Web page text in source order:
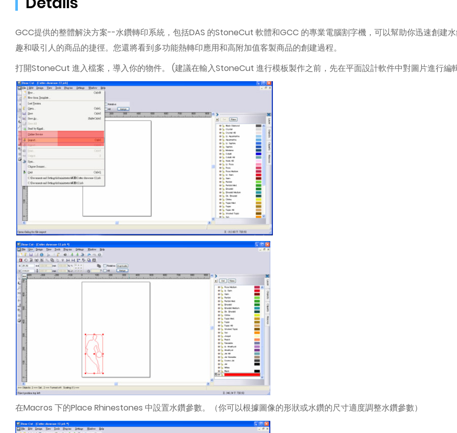
GCC提供的整體解決方案--水鑽轉印系統，包括DAS 的StoneCut 軟體和GCC 的專業電腦割字機，可以幫助你迅速創建
趣和吸引人的商品的捷徑。您還將看到多功能熱轉印應用和高附加值客製商品的創建過程。
打開StoneCut 進入檔案，導入你的物件。 (建議在輸入StoneCut 進行模板製作之前，先在平面設計軟件中對圖片進行編
在Macros 下的Place Rhinestones 中設置水鑽參數。（你可以根據圖像的形狀或水鑽的尺寸適度調整水鑽參數）